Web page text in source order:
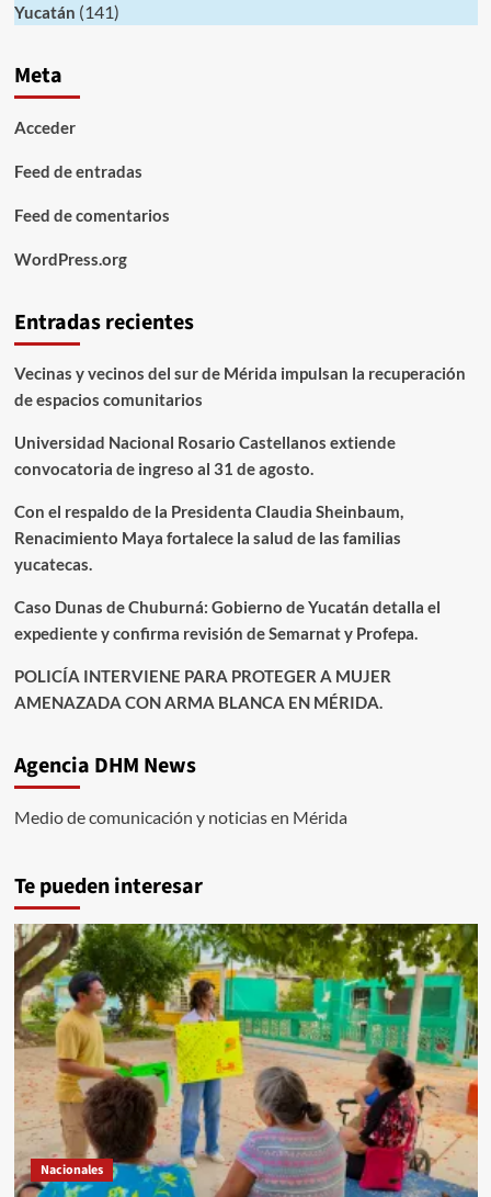
Yucatán (141)
Meta
Acceder
Feed de entradas
Feed de comentarios
WordPress.org
Entradas recientes
Vecinas y vecinos del sur de Mérida impulsan la recuperación
de espacios comunitarios
Universidad Nacional Rosario Castellanos extiende
convocatoria de ingreso al 31 de agosto.
Con el respaldo de la Presidenta Claudia Sheinbaum,
Renacimiento Maya fortalece la salud de las familias
yucatecas.
Caso Dunas de Chuburná: Gobierno de Yucatán detalla el
expediente y confirma revisión de Semarnat y Profepa.
POLICÍA INTERVIENE PARA PROTEGER A MUJER
AMENAZADA CON ARMA BLANCA EN MÉRIDA.
Agencia DHM News
Medio de comunicación y noticias en Mérida
Te pueden interesar
Nacionales